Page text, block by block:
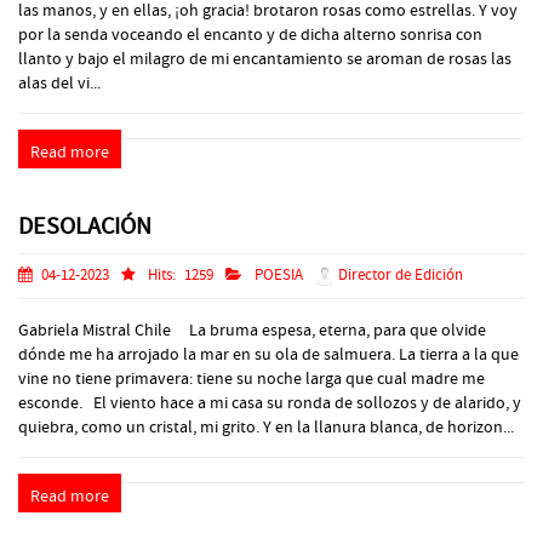
las manos, y en ellas, ¡oh gracia! brotaron rosas como estrellas. Y voy
por la senda voceando el encanto y de dicha alterno sonrisa con
llanto y bajo el milagro de mi encantamiento se aroman de rosas las
alas del vi...
Read more
DESOLACIÓN
04-12-2023 Hits: 1259 POESIA Director de Edición
Gabriela Mistral Chile La bruma espesa, eterna, para que olvide
dónde me ha arrojado la mar en su ola de salmuera. La tierra a la que
vine no tiene primavera: tiene su noche larga que cual madre me
esconde. El viento hace a mi casa su ronda de sollozos y de alarido, y
quiebra, como un cristal, mi grito. Y en la llanura blanca, de horizon...
Read more